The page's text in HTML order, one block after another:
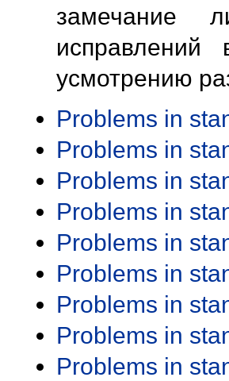
замечание
исправлений
усмотрению
Problems in
Problems in
Problems in
Problems in
Problems in
Problems in
Problems in
Problems in
Problems in